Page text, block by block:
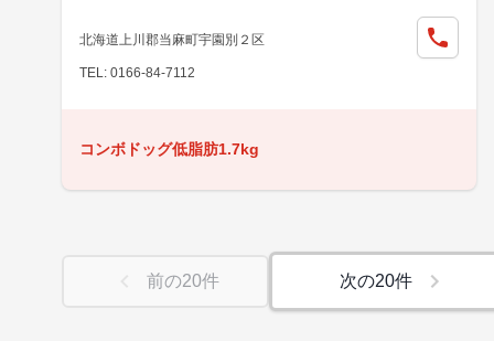
北海道上川郡当麻町宇園別２区
TEL: 0166-84-7112
コンボドッグ低脂肪1.7kg
前の20件 次の20件